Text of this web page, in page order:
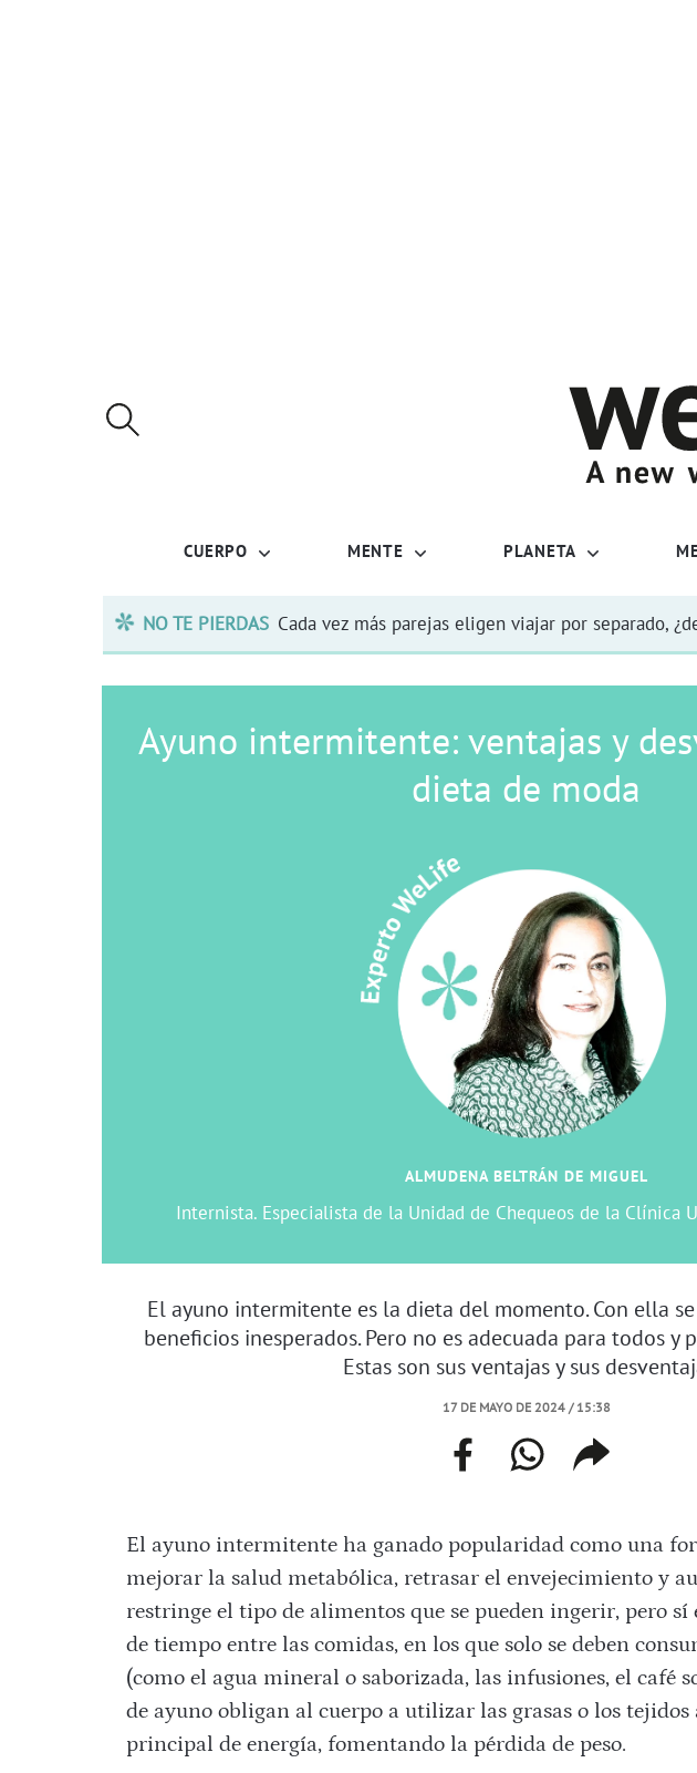
CUERPO MENTE PLANETA
NO TE PIERDAS Cada vez más parejas eligen viajar por separado,
Ayuno intermitente: ventajas y
dieta de moda
ALMUDENA BELTRÁN DE MIGUEL
Internista. Especialista de la Unidad de Chequeos de la Clínica
El ayuno intermitente es la dieta del momento. Con ella
beneficios inesperados. Pero no es adecuada para todos y
Estas son sus ventajas y sus
17 DE MAYO DE 2024 / 15:38
facebookwhatsapp
web
copiar
enlace
El ayuno intermitente ha ganado popularidad como una
mejorar la salud metabólica, retrasar el envejecimiento y
restringe el tipo de alimentos que se pueden ingerir, pero sí
de tiempo entre las comidas, en los que solo se deben
(como el agua mineral o saborizada, las infusiones, el café
de ayuno obligan al cuerpo a utilizar las grasas o los tejidos
principal de energía, fomentando la pérdida de peso.